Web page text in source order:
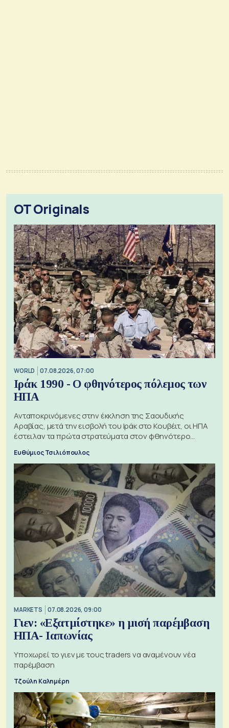
OT Originals
WORLD 07.08.2026, 07:00
Ιράκ 1990 - Ο φθηνότερος πόλεμος των
ΗΠΑ
Ανταποκρινόμενες στην έκκληση της Σαουδικής
Αραβίας, μετά την εισβολή του Ιράκ στο Κουβέιτ, οι ΗΠΑ
έστειλαν τα πρώτα στρατεύματα στον φθηνότερο
πόλεμο της ιστορίας τους
Ευθύμιος Τσιλιόπουλος
MARKETS 07.08.2026, 09:00
Γιεν: «Εξατμίστηκε» η μισή παρέμβαση
ΗΠΑ- Ιαπωνίας
Υποχωρεί το γιεν με τους traders να αναμένουν νέα
παρέμβαση
Τζούλη Καλημέρη